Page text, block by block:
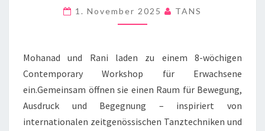
8
WOCHEN
DANCE
WORKSHOP
FÜR
ERWACHSENE
1. November 2025 TANS
Mohanad und Rani laden zu einem 8-wöchigen
Contemporary Workshop für Erwachsene
ein.Gemeinsam öffnen sie einen Raum für Bewegung,
Ausdruck und Begegnung – inspiriert von
internationalen zeitgenössischen Tanztechniken und